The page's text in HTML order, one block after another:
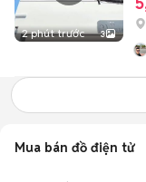
2 phút trước 3
Mua bán đồ điện tử